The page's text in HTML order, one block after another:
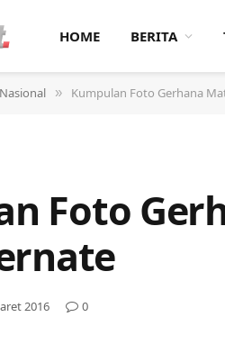
HOME BERITA
» Kumpulan Foto Gerhana
Foto
2016 0